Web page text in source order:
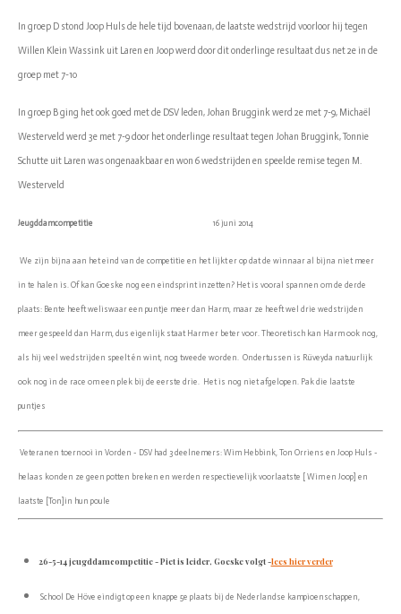
In groep D stond Joop Huls de hele tijd bovenaan, de laatste wedstrijd voorloor hij tegen
Willen Klein Wassink uit Laren en Joop werd door dit onderlinge resultaat dus net 2e in de
groep met 7-10
In groep B ging het ook goed met de DSV leden, Johan Bruggink werd 2e met 7-9, Michaël
Westerveld werd 3e met 7-9 door het onderlinge resultaat tegen Johan Bruggink, Tonnie
Schutte uit Laren was ongenaakbaar en won 6 wedstrijden en speelde remise tegen M.
Westerveld
Jeugddamcompetitie 16 juni 2014
We zijn bijna aan het eind van de competitie en het lijkt er op dat de winnaar al bijna niet meer
in te halen is. Of kan Goeske nog een eindsprint inzetten? Het is vooral spannen om de derde
plaats: Bente heeft weliswaar een puntje meer dan Harm, maar ze heeft wel drie wedstrijden
meer gespeeld dan Harm, dus eigenlijk staat Harm er beter voor. Theoretisch kan Harm ook nog,
als hij veel wedstrijden speelt én wint, nog tweede worden. Ondertussen is Rüveyda natuurlijk
ook nog in de race om een plek bij de eerste drie. Het is nog niet afgelopen. Pak die laatste
puntjes
Veteranen toernooi in Vorden - DSV had 3 deelnemers: Wim Hebbink, Ton Orriens en Joop Huls -
helaas konden ze geen potten breken en werden respectievelijk voorlaatste [ Wim en Joop] en
laatste [Ton]in hun poule
26-5-14 jeugddamcompetitie - Piet is leider, Goeske volgt -lees hier verder
School De Höve eindigt op een knappe 5e plaats bij de Nederlandse kampioenschappen,